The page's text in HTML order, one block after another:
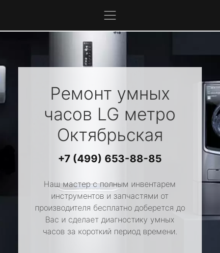
Ремонт умных
часов LG метро
Октябрьская
+7 (499) 653-88-85
Наш мастер с полным инвентарем
инструментов и запчастями от
производителя бесплатно доберется до
Вас и сделает диагностику умных
часов за короткий период времени.